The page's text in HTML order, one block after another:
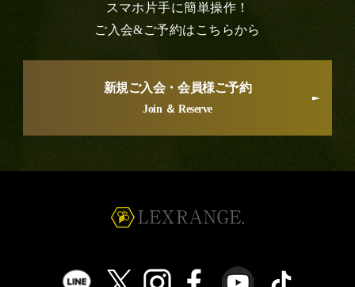
スマホ片手に簡単操作！
ご入会&ご予約はこちらから
新規ご入会・会員様ご予約
Join ＆ Reserve